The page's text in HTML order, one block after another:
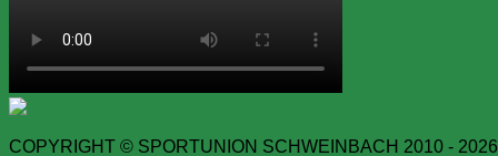
COPYRIGHT © SPORTUNION SCHWEINBACH 2010 - 2026